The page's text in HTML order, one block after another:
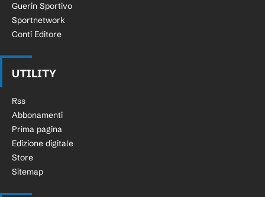
Guerin Sportivo
Sportnetwork
Conti Editore
UTILITY
Rss
Abbonamenti
Prima pagina
Edizione digitale
Store
Sitemap